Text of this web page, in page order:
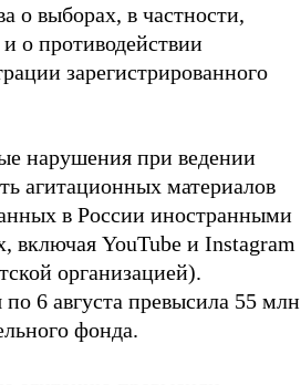
о выборах, в частности,
и о противодействии
зарегистрированного
нарушения при ведении
агитационных материалов
в России иностранными
включая YouTube и Instagram
организацией).
6 августа превысила 55 млн
фонда.